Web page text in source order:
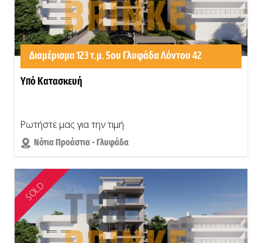
Διαμέρισμα 123 τ.μ. 5ου Γλυφάδα Λόντου 42
Υπό Κατασκευή
Ρωτήστε μας για την τιμή
Νότια Προάστια - Γλυφάδα
SOLD